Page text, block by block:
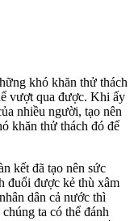
khó khăn thử thách
vượt qua được. Khi ấy
nhiều người, tạo nên
khăn thử thách đó để
kết đã tạo nên sức
đuổi được kẻ thù xâm
dân cả nước thì
ta có thể đánh